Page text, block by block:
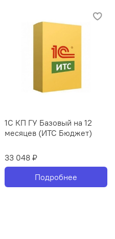
1С КП ГУ Базовый на 12
месяцев (ИТС Бюджет)
33 048 ₽
Подробнее